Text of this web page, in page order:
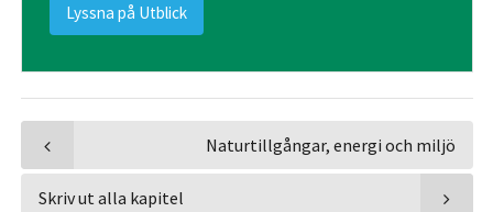
Lyssna på Utblick
Naturtillgångar, energi och miljö
Skriv ut alla kapitel